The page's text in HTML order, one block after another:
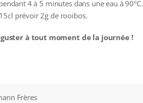
4 à 5 minutes dans une eau à 90°C.
prévoir 2g de rooibos.
à tout moment de la journée !
Frères